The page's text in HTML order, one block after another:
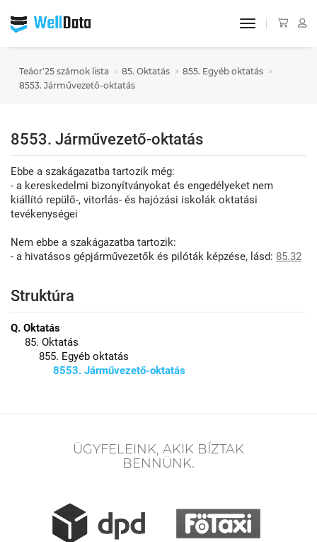
toggle
Teáor'25 számok lista 85. Oktatás
855. Egyéb oktatás
8553. Járművezető-oktatás
8553. Járművezető-oktatás
Ebbe a szakágazatba tartozik még:
- a kereskedelmi bizonyítványokat és engedélyeket nem
kiállító repülő-, vitorlás- és hajózási iskolák oktatási
tevékenységei
Nem ebbe a szakágazatba tartozik:
- a hivatásos gépjárművezetők és pilóták képzése, lásd: 85.32
Struktúra
Q. Oktatás
85. Oktatás
855. Egyéb oktatás
8553. Járművezető-oktatás
ÜGYFELEINK, AKIK BÍZTAK
BENNÜNK.